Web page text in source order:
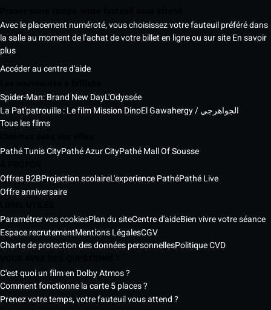
Avec le placement numéroté, vous choisissez votre fauteuil préféré dans
la salle au moment de l’achat de votre billet en ligne ou sur siteEn savoir
plus
Accéder au centre d'aide
Spider-Man: Brand New DayL'Odyssée
La Pat'patrouille : Le film Mission Dino
El Gawahergy / الجواهرجي
Tous les films
Pathé Tunis CityPathé Azur CityPathé Mall Of Sousse
Offres B2BProjection scolaireL'experience PathéPathé Live
Offre anniversaire
Paramétrer vos cookiesPlan du siteCentre d'aideBien vivre votre séance
Espace recrutementMentions LégalesCGV
Charte de protection des données personnellesPolitique CVD
C'est quoi un film en Dolby Atmos ?
Comment fonctionne la carte 5 places ?
Prenez votre temps, votre fauteuil vous attend ?